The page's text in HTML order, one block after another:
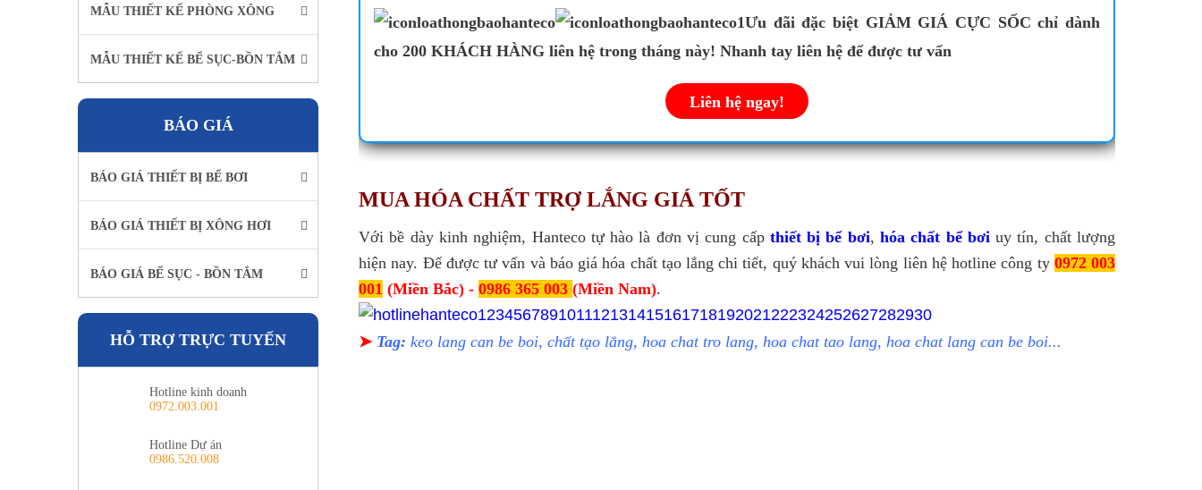
MẪU THIẾT KẾ PHÒNG XÔNG
MẪU THIẾT KẾ BỂ SỤC-BỒN TẮM
BÁO GIÁ
BÁO GIÁ THIẾT BỊ BỂ BƠI
BÁO GIÁ THIẾT BỊ XÔNG HƠI
BÁO GIÁ BỂ SỤC - BỒN TẮM
HỖ TRỢ TRỰC TUYẾN
Hotline kinh doanh
0972.003.001
Hotline Dự án
0986.520.008
Ưu đãi đặc biệt GIẢM GIÁ CỰC SỐC chỉ dành
cho 200 KHÁCH HÀNG liên hệ trong tháng này! Nhanh tay liên hệ để được tư vấn
Liên hệ ngay!
MUA HÓA CHẤT TRỢ LẮNG GIÁ TỐT
Với bề dày kinh nghiệm, Hanteco tự hào là đơn vị cung cấp thiết bị bể bơi, hóa chất bể bơi uy tín, chất lượng
hiện nay. Để được tư vấn và báo giá hóa chất tạo lắng chi tiết, quý khách vui lòng liên hệ hotline công ty 0972 003
001 (Miền Bắc) - 0986 365 003 (Miền Nam).
➤ Tag: keo lang can be boi, chất tạo lắng, hoa chat tro lang, hoa chat tao lang, hoa chat lang can be boi...